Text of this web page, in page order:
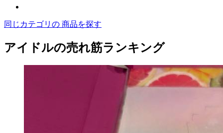
同じカテゴリの 商品を探す
アイドルの売れ筋ランキング